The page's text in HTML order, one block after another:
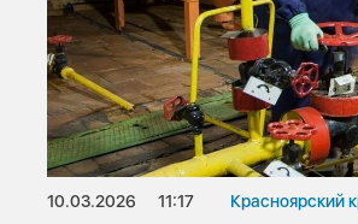
10.03.2026 11:17 Красноярский